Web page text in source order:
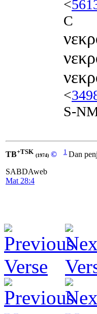
<
C
<
S-
TB+TSK (1974) ©
SABDAweb
Mat 28:4
1 Dan